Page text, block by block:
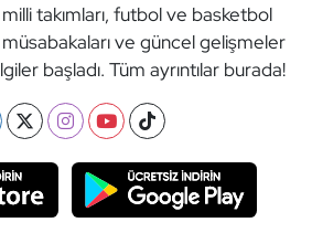
takımları, futbol ve basketbol
ve güncel gelişmeler
başladı. Tüm ayrıntılar burada!